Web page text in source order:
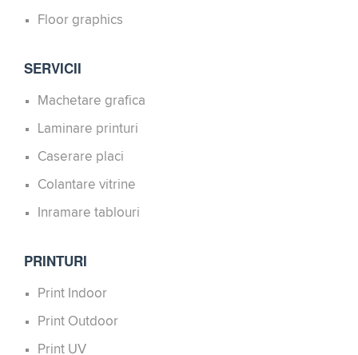
Floor graphics
SERVICII
Machetare grafica
Laminare printuri
Caserare placi
Colantare vitrine
Inramare tablouri
PRINTURI
Print Indoor
Print Outdoor
Print UV